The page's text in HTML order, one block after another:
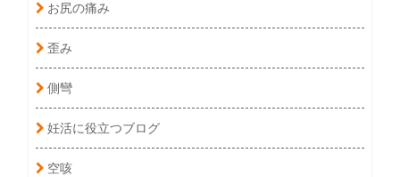
お尻の痛み
歪み
側彎
妊活に役立つブログ
空咳